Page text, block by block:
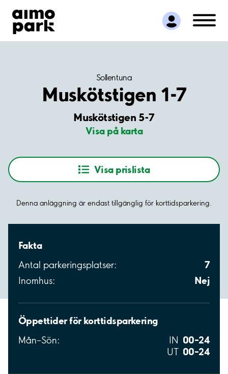
Hitta parkering
Samarbete
Kundservice
Sollentuna
Muskötstigen 1-7
Muskötstigen 5-7
Visa på karta
Visa prislista
Denna anläggning är endast tillgänglig för korttidsparkering.
Fakta
Antal parkeringsplatser: 7
Inomhus: Nej
Öppettider för korttidsparkering
Mån–Sön: IN 00–24
UT 00–24